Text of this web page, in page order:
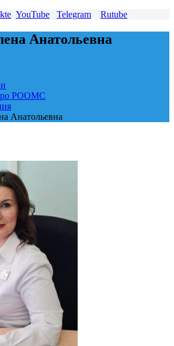
YouTube Telegram Rutube
Анатольевна
РООМС
Анатольевна